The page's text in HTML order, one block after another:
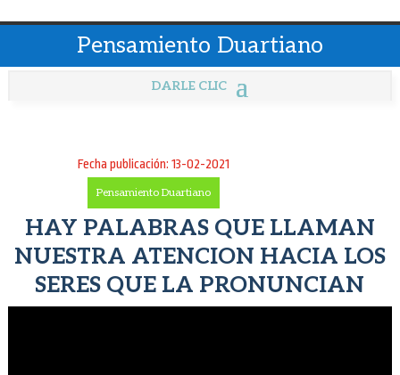
Pensamiento Duartiano
Fecha publicación: 13-02-2021
Pensamiento Duartiano
HAY PALABRAS QUE LLAMAN
NUESTRA ATENCION HACIA LOS
SERES QUE LA PRONUNCIAN